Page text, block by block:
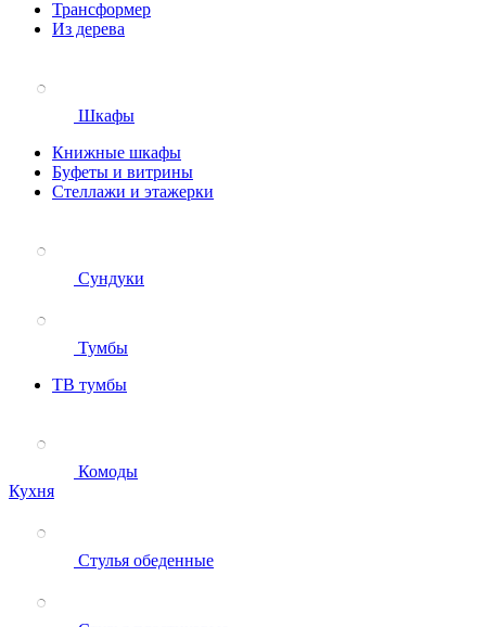
Трансформер
Из дерева
Шкафы
Книжные шкафы
Буфеты и витрины
Стеллажи и этажерки
Сундуки
Тумбы
ТВ тумбы
Комоды
Кухня
Стулья обеденные